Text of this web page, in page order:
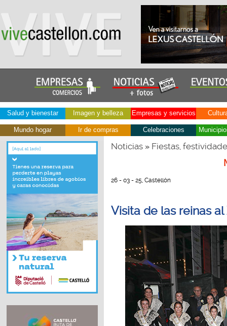
Salud y bienestar Imagen y belleza Empresas y servicios
Mundo hogar Ir de compras Celebraciones
Noticias» Fiestas,
26 - 03 - 25, Castellón
Visita de las reinas